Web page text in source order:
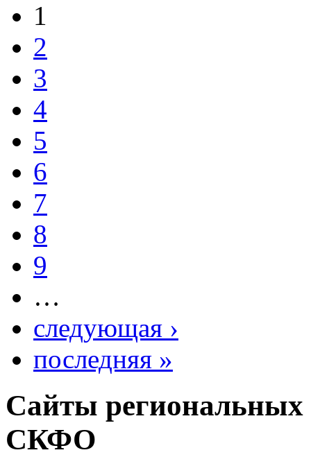
1
2
3
4
5
6
7
8
9
…
следующая ›
последняя »
Сайты
СКФО